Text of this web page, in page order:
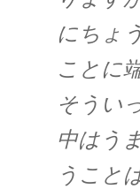
にちょ
ことに
そうい
中はう
うこと